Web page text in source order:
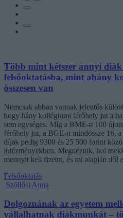
Több mint kétszer annyi
felsőoktatásba, mint ahány
összesen van
Nemcsak abban vannak jelentős
hogy hány kollégiumi férőhely jut a
sem egységes. Míg a BME-n 100
férőhely jut, a BGE-n mindössze 16,
díjak pedig 9300 és 25 500 forint
intézményekben. Megnéztük, hol
mennyit kell fizetni, és mi alapján dől
Felsőoktatás
Szöllősi Anna
Dolgoznának az egyetem
vállalhatnak diákmunkát –